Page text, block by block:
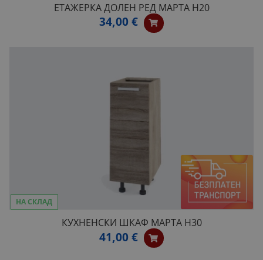
ЕТАЖЕРКА ДОЛЕН РЕД МАРТА Н20
34,00 €
НА СКЛАД
КУХНЕНСКИ ШКАФ МАРТА H30
41,00 €